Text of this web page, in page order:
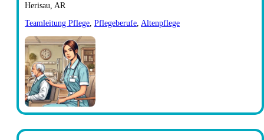
Herisau, AR
Teamleitung Pflege, Pflegeberufe, Altenpflege